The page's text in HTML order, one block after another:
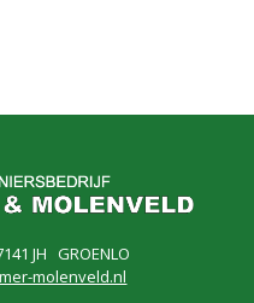
JH GROENLO
molenveld.nl